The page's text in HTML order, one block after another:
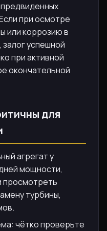
при осмотре
или коррозию в
успешной
при активной
окончательной
для
агрегат у
мощности,
просмотреть
турбины,
чётко проверьте